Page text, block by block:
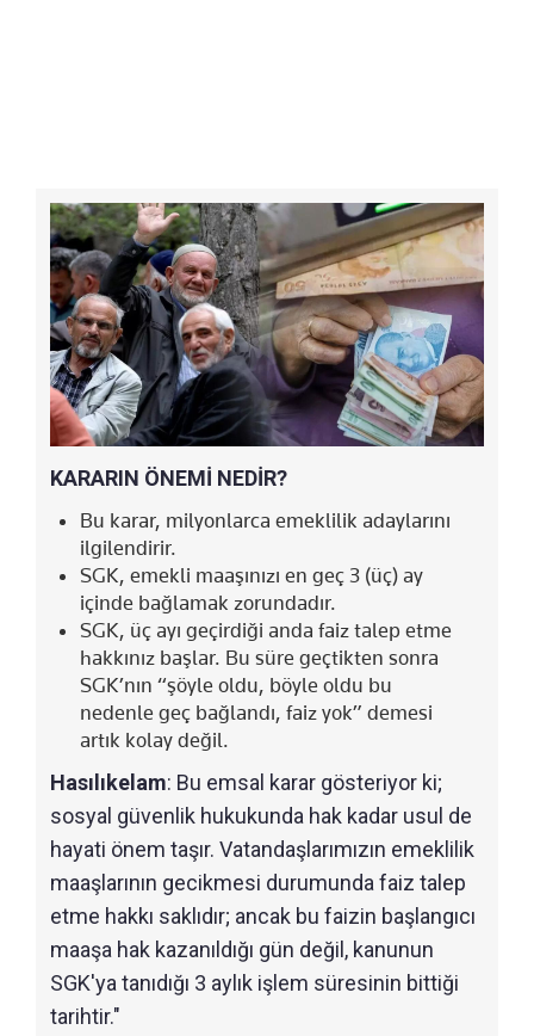
KARARIN ÖNEMİ NEDİR?
Bu karar, milyonlarca emeklilik adaylarını
ilgilendirir.
SGK, emekli maaşınızı en geç 3 (üç) ay
içinde bağlamak zorundadır.
SGK, üç ayı geçirdiği anda faiz talep etme
hakkınız başlar. Bu süre geçtikten sonra
SGK’nın “şöyle oldu, böyle oldu bu
nedenle geç bağlandı, faiz yok” demesi
artık kolay değil.
Hasılıkelam: Bu emsal karar gösteriyor ki;
sosyal güvenlik hukukunda hak kadar usul de
hayati önem taşır. Vatandaşlarımızın emeklilik
maaşlarının gecikmesi durumunda faiz talep
etme hakkı saklıdır; ancak bu faizin başlangıcı
maaşa hak kazanıldığı gün değil, kanunun
SGK'ya tanıdığı 3 aylık işlem süresinin bittiği
tarihtir."